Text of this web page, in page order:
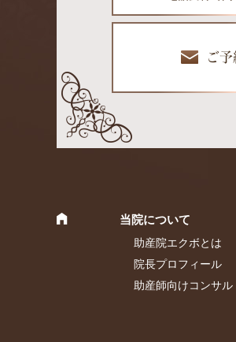
ご
当院について
助産院エクボとは
院長プロフィール
助産師向けコンサル